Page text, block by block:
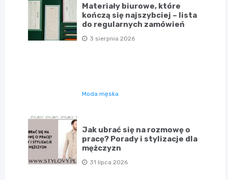
Materiały biurowe, które
kończą się najszybciej – lista
do regularnych zamówień
3 sierpnia 2026
Moda męska
Jak ubrać się na rozmowę o
pracę? Porady i stylizacje dla
mężczyzn
31 lipca 2026